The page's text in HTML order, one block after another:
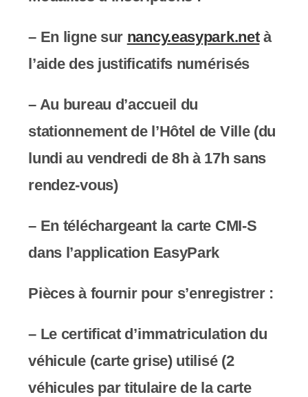
– En ligne sur nancy.easypark.netà
l’aide des justificatifs numérisés
– Au bureau d’accueil du
stationnement de l’Hôtel de Ville (du
lundi au vendredi de 8h à 17h sans
rendez-vous)
– En téléchargeant la carte CMI-S
dans l’application EasyPark
Pièces à fournir pour s’enregistrer :
– Le certificat d’immatriculation du
véhicule (carte grise) utilisé (2
véhicules par titulaire de la carte